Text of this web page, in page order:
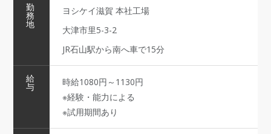
勤
務
地
ヨシケイ滋賀 本社工場
大津市里5-3-2
JR石山駅から南へ車で15分
給
与
時給1080円～1130円
※経験・能力による
※試用期間あり